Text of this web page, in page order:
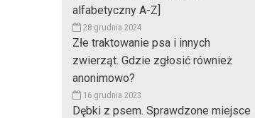
alfabetyczny A-Z]
28 grudnia 2024
Złe traktowanie psa i innych
zwierząt. Gdzie zgłosić również
anonimowo?
16 grudnia 2023
Dębki z psem. Sprawdzone miejsce